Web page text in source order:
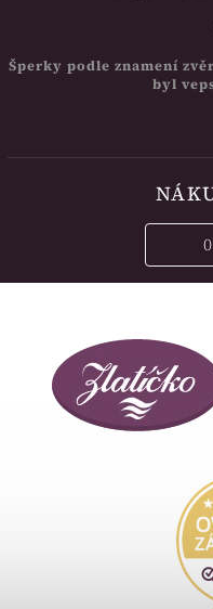
Šperky podle znamení
byl
0